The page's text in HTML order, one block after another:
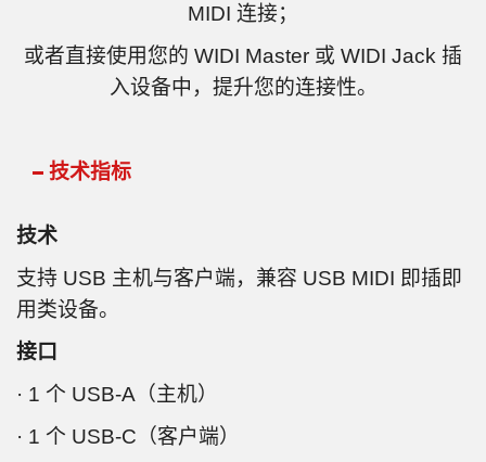
MIDI 连接；
或者直接使用您的 WIDI Master 或 WIDI Jack 插
入设备中，提升您的连接性。
技术指标
技术
支持 USB 主机与客户端，兼容 USB MIDI 即插即
用类设备。
接口
· 1 个 USB-A（主机）
· 1 个 USB-C（客户端）